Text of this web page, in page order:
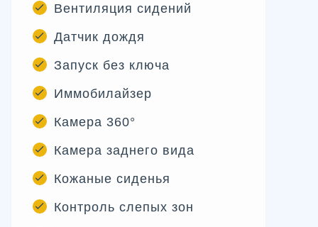
Вентиляция сидений
Датчик дождя
Запуск без ключа
Иммобилайзер
Камера 360°
Камера заднего вида
Кожаные сиденья
Контроль слепых зон